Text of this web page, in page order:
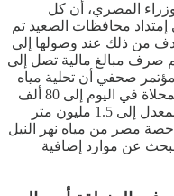
المصري، أن كل
محافظات الصعيد تم
من ذلك عند وصولها إلى
صرف مبالغ مالية تصل إلى
صحفي أن تحلية مياه
البحر في عام 2015 وصل إنتاج المياه المحلاة في اليوم إلى 80 ألف
متر مكعب. وفي الوقت الحالي وصل المعدل إلى 1.5 مليون متر
حصة مصر من مياه نهر النيل
عن موارد إضافية